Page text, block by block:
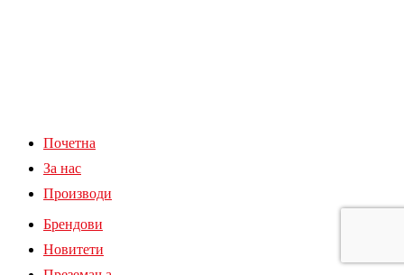
Почетна
За нас
Производи
Брендови
Новитети